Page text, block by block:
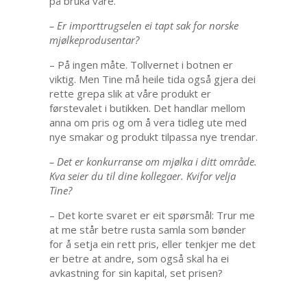
– Er importtrugselen ei tapt sak for norske
mjølkeprodusentar?
– På ingen måte. Tollvernet i botnen er
viktig. Men Tine må heile tida også gjera dei
rette grepa slik at våre produkt er
førstevalet i butikken. Det handlar mellom
anna om pris og om å vera tidleg ute med
nye smakar og produkt tilpassa nye trendar.
– Det er konkurranse om mjølka i ditt område.
Kva seier du til dine kollegaer. Kvifor velja
Tine?
– Det korte svaret er eit spørsmål: Trur me
at me står betre rusta samla som bønder
for å setja ein rett pris, eller tenkjer me det
er betre at andre, som også skal ha ei
avkastning for sin kapital, set prisen?